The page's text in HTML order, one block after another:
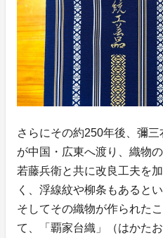
さらにその約250年後、彌
が中国・広東へ渡り、織物
若藤兵衛と共に改良工夫を
く、浮線紋や柳条もあると
そしてその織物が作られた
て、「覇家台織」（はかた